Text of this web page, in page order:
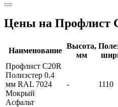
Цены на Профлист
Наименование
Высота,
мм
Профлист С20R
Полиэстер 0.4
мм RAL 7024
Мокрый
Асфальт
- 1110